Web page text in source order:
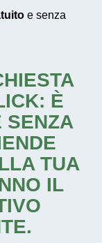
e senza
È
SENZA
TUA
IL